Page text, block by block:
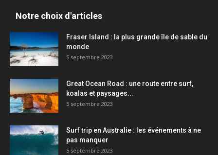
Notre choix d'articles
Fraser Island : la plus grande île de sable du
monde
5 septembre 2023
Great Ocean Road : une route entre surf,
koalas et paysages...
5 septembre 2023
Surf trip en Australie : les événements à ne
pas manquer
5 septembre 2023